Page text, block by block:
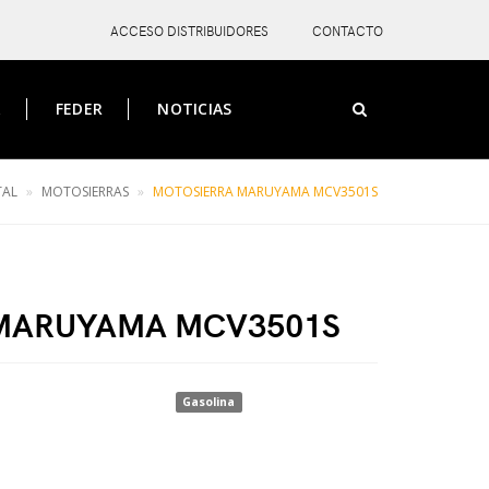
ACCESO DISTRIBUIDORES CONTACTO
FEDER NOTICIAS
MOTOSIERRAS MOTOSIERRA MARUYAMA MCV3501S
MCV3501S
Gasolina